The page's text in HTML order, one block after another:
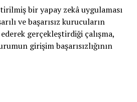
bir yapay zekâ uygulaması
ve başarısız kurucuların
gerçekleştirdiği çalışma,
girişim başarısızlığının